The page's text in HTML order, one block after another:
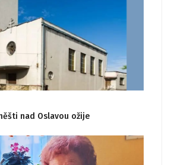
nad Oslavou ožije